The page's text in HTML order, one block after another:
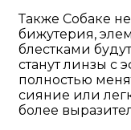
Также Собаке
бижутерия,
блестками
станут линзы с
полностью
сияние или
более